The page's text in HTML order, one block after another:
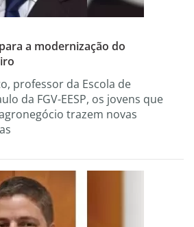
a modernização do
professor da Escola de
da FGV-EESP, os jovens que
trazem novas